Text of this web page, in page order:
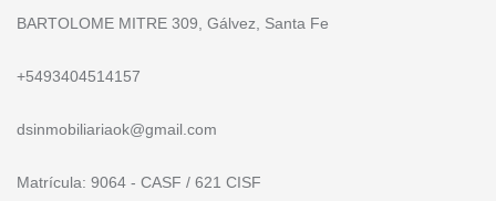
BARTOLOME MITRE 309, Gálvez, Santa Fe
+5493404514157
dsinmobiliariaok@gmail.com
Matrícula: 9064 - CASF / 621 CISF